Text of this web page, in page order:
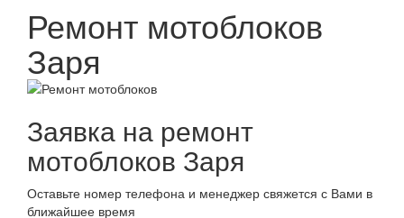
Ремонт мотоблоков
Заря
Заявка на ремонт
мотоблоков Заря
Оставьте номер телефона и менеджер свяжется с Вами в
ближайшее время